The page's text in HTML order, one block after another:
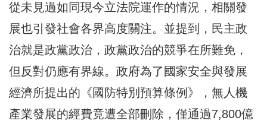
從未見過如同現今立法院運作的情況，相關發
展也引發社會各界高度關注。並提到，民主政
治就是政黨政治，政黨政治的競爭在所難免，
但反對仍應有界線。政府為了國家安全與發展
經濟所提出的《國防特別預算條例》，無人機
產業發展的經費竟遭全部刪除，僅通過7,800億